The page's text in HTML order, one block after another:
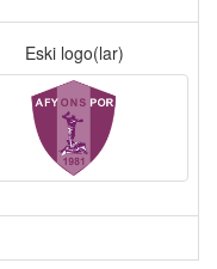
Eski logo(lar)